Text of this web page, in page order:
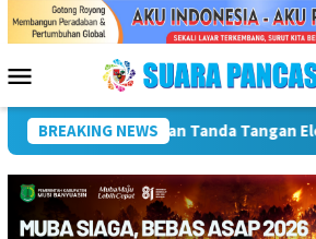
Menu
Mobile
BREAKING NEWS
Dorong UMKM Naik Kelas, Ratu